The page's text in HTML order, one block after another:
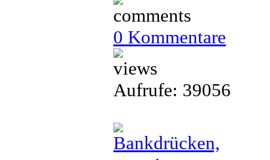
0 Kommentare
Aufrufe: 39056